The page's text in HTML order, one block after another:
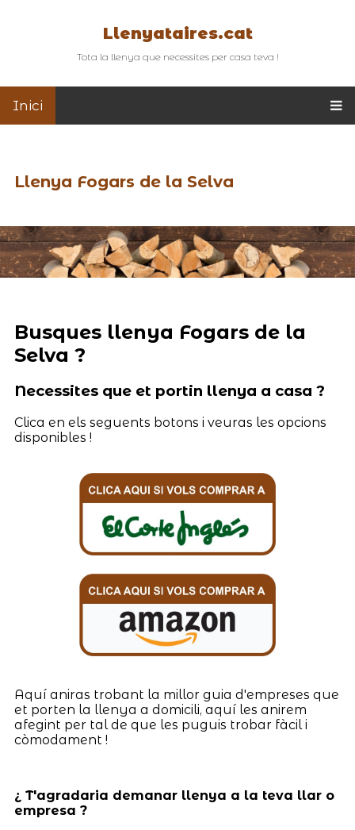
Llenyataires.cat
Tota la llenya que necessites per casa teva !
Inici
Llenya Fogars de la Selva
Busques llenya Fogars de la
Selva ?
Necessites que et portin llenya a casa ?
Clica en els seguents botons i veuras les opcions
disponibles !
Aquí aniras trobant la millor guia d'empreses que
et porten la llenya a domicili, aquí les anirem
afegint per tal de que les puguis trobar fàcil i
còmodament !
¿ T'agradaria demanar llenya a la teva llar o
empresa ?